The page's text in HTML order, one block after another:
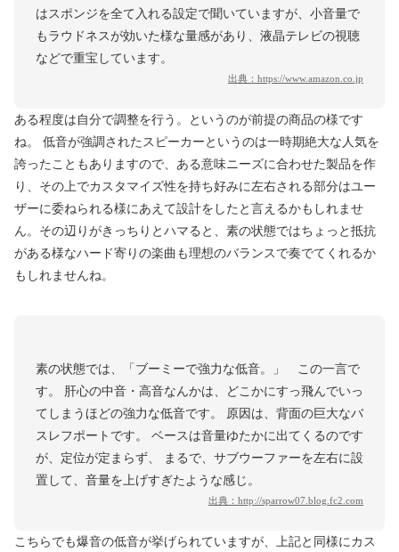
はスポンジを全て入れる設定で聞いていますが、小音量で
もラウドネスが効いた様な量感があり、液晶テレビの視聴
などで重宝しています。
出典： https://www.amazon.co.jp
ある程度は自分で調整を行う。というのが前提の商品の様です
ね。 低音が強調されたスピーカーというのは一時期絶大な人気を
誇ったこともありますので、ある意味ニーズに合わせた製品を作
り、その上でカスタマイズ性を持ち好みに左右される部分はユー
ザーに委ねられる様にあえて設計をしたと言えるかもしれませ
ん。その辺りがきっちりとハマると、素の状態ではちょっと抵抗
がある様なハード寄りの楽曲も理想のバランスで奏でてくれるか
もしれませんね。
素の状態では、「ブーミーで強力な低音。」 この一言で
す。 肝心の中音・高音なんかは、どこかにすっ飛んでいっ
てしまうほどの強力な低音です。 原因は、背面の巨大なバ
スレフポートです。 ベースは音量ゆたかに出てくるのです
が、定位が定まらず、 まるで、サブウーファーを左右に設
置して、音量を上げすぎたような感じ。
出典： http://sparrow07.blog.fc2.com
こちらでも爆音の低音が挙げられていますが、上記と同様にカス